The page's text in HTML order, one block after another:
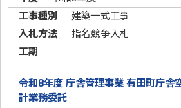
建築一式工事
指名競争入札
令和8年度 庁舎管理事業 有田町庁舎
計業務委託